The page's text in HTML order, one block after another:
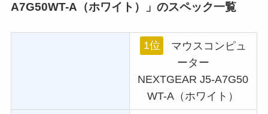
A7G50WT-A（ホワイト）」のスペック一覧
1位
マウスコンピュ
ーター
NEXTGEAR J5-A7G50
WT-A（ホワイト）